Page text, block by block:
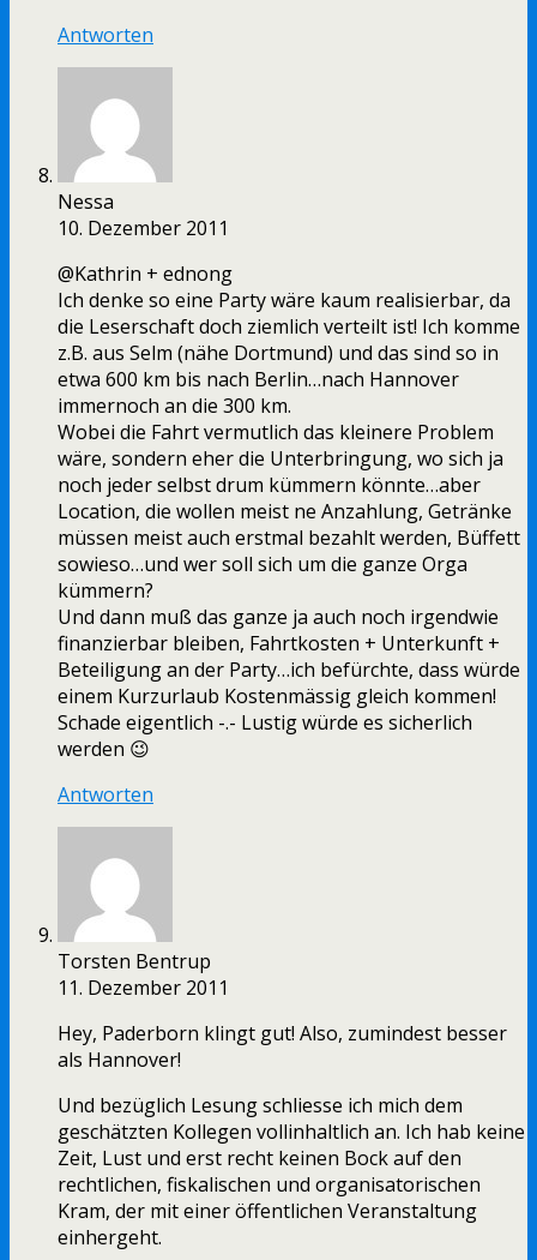
Antworten
Nessa
10. Dezember 2011
@Kathrin + ednong
Ich denke so eine Party wäre kaum realisierbar, da
die Leserschaft doch ziemlich verteilt ist! Ich komme
z.B. aus Selm (nähe Dortmund) und das sind so in
etwa 600 km bis nach Berlin…nach Hannover
immernoch an die 300 km.
Wobei die Fahrt vermutlich das kleinere Problem
wäre, sondern eher die Unterbringung, wo sich ja
noch jeder selbst drum kümmern könnte…aber
Location, die wollen meist ne Anzahlung, Getränke
müssen meist auch erstmal bezahlt werden, Büffett
sowieso…und wer soll sich um die ganze Orga
kümmern?
Und dann muß das ganze ja auch noch irgendwie
finanzierbar bleiben, Fahrtkosten + Unterkunft +
Beteiligung an der Party…ich befürchte, dass würde
einem Kurzurlaub Kostenmässig gleich kommen!
Schade eigentlich -.- Lustig würde es sicherlich
werden 😉
Antworten
Torsten Bentrup
11. Dezember 2011
Hey, Paderborn klingt gut! Also, zumindest besser
als Hannover!
Und bezüglich Lesung schliesse ich mich dem
geschätzten Kollegen vollinhaltlich an. Ich hab keine
Zeit, Lust und erst recht keinen Bock auf den
rechtlichen, fiskalischen und organisatorischen
Kram, der mit einer öffentlichen Veranstaltung
einhergeht.